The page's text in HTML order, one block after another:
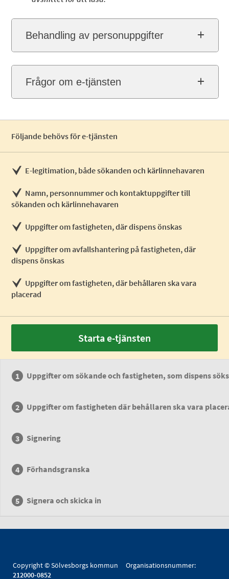
Behandling av personuppgifter
Frågor om e-tjänsten
Följande behövs för e-tjänsten
E-legitimation, både sökanden och kärlinnehavaren
Namn, personnummer och kontaktuppgifter till
sökanden och kärlinnehavaren
Uppgifter om fastigheten, där dispens önskas
Uppgifter om avfallshantering på fastigheten, där
dispens önskas
Uppgifter om fastigheten, där behållaren ska vara
placerad
Starta e-tjänsten
Uppgifter om sökande och fastigheten, som dispens
Uppgifter om fastigheten där behållaren ska vara
Signering
Förhandsgranska
Signera och skicka in
Copyright © Sölvesborgs kommun Organisationsnummer:
212000-0852